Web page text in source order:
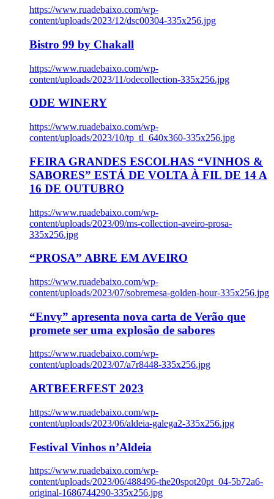
https://www.ruadebaixo.com/wp-
content/uploads/2023/12/dsc00304-335x256.jpg
Bistro 99 by Chakall
https://www.ruadebaixo.com/wp-
content/uploads/2023/11/odecollection-335x256.jpg
ODE WINERY
https://www.ruadebaixo.com/wp-
content/uploads/2023/10/tp_tl_640x360-335x256.jpg
FEIRA GRANDES ESCOLHAS “VINHOS &
SABORES” ESTÁ DE VOLTA À FIL DE 14 A
16 DE OUTUBRO
https://www.ruadebaixo.com/wp-
content/uploads/2023/09/ms-collection-aveiro-prosa-
335x256.jpg
“PROSA” ABRE EM AVEIRO
https://www.ruadebaixo.com/wp-
content/uploads/2023/07/sobremesa-golden-hour-335x256.jpg
“Envy” apresenta nova carta de Verão que
promete ser uma explosão de sabores
https://www.ruadebaixo.com/wp-
content/uploads/2023/07/a7r8448-335x256.jpg
ARTBEERFEST 2023
https://www.ruadebaixo.com/wp-
content/uploads/2023/06/aldeia-galega2-335x256.jpg
Festival Vinhos n’Aldeia
https://www.ruadebaixo.com/wp-
content/uploads/2023/06/488496-the20spot20pt_04-5b72a6-
original-1686744290-335x256.jpg